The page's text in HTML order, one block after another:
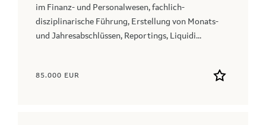
im Finanz- und Personalwesen, fachlich-
disziplinarische Führung, Erstellung von Monats-
und Jahresabschlüssen, Reportings, Liquidi...
85.000 EUR